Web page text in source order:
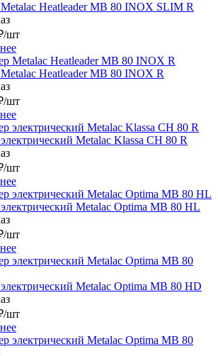
Heatleader MB 80 INOX SLIM R
/шт
Heatleader MB 80 INOX R
/шт
Metalac Klassa CH 80 R
/шт
Metalac Оptima MB 80 HL
/шт
Metalac Оptima MB 80 HD
/шт